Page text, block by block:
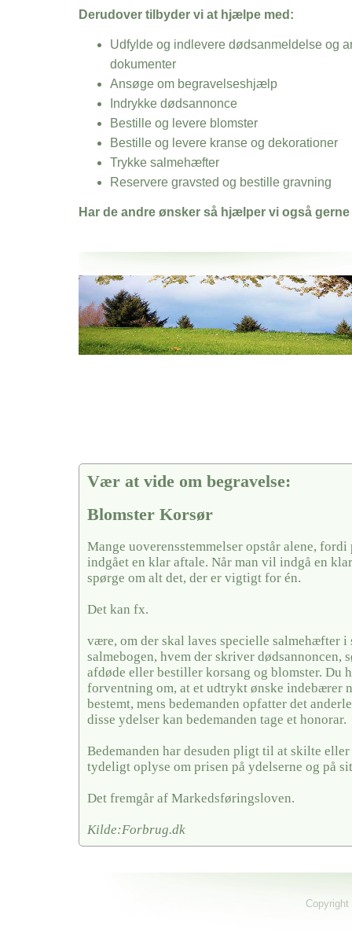
Derudover tilbyder vi at hjælpe med:
Udfylde og indlevere dødsanmeldelse og
dokumenter
Ansøge om begravelseshjælp
Indrykke dødsannonce
Bestille og levere blomster
Bestille og levere kranse og dekorationer
Trykke salmehæfter
Reservere gravsted og bestille gravning
Har de andre ønsker så hjælper vi også gerne
Her hos os får du altid en god afslutning når det gælder
Blomster Korsør
vi hjælper i alle faser af begravelsel
Vær at vide om begravelse:
Blomster Korsør
Mange uoverensstemmelser opstår alene,
indgået en klar aftale. Når man vil indgå en
spørge om alt det, der er vigtigt for én.
Det kan fx.
være, om der skal laves specielle salmehæfter i
salmebogen, hvem der skriver
afdøde eller bestiller korsang og blomster. Du
forventning om, at et udtrykt ønske indebærer
bestemt, mens bedemanden opfatter det
disse ydelser kan bedemanden tage et honorar.
Bedemanden har desuden pligt til at skilte eller
tydeligt oplyse om prisen på ydelserne og på
Det fremgår af Markedsføringsloven.
Kilde:Forbrug.dk